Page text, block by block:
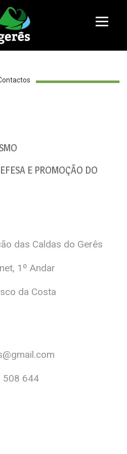
E PROMOÇÃO DO
das Caldas do Gerês
1º Andar
da Costa
508 644